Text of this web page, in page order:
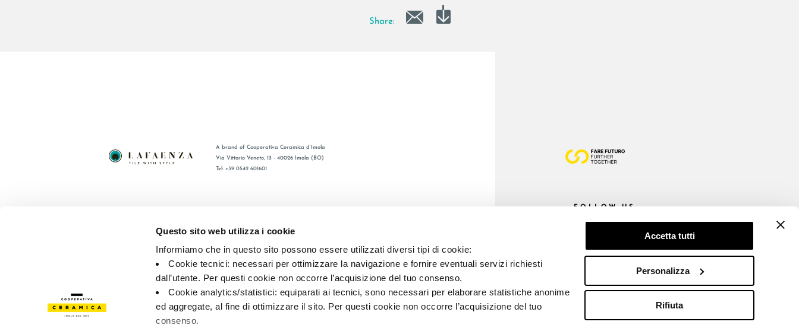
Questo sito web utilizza i cookie
Informiamo che in questo sito possono essere utilizzati diversi tipi di cookie:
Cookie tecnici: necessari per ottimizzare la navigazione e fornire eventuali servizi richiesti
dall’utente. Per questi cookie non occorre l’acquisizione del tuo consenso.
Cookie analytics/statistici: equiparati ai tecnici, sono necessari per elaborare statistiche anonime
ed aggregate, al fine di ottimizzare il sito. Per questi cookie non occorre l’acquisizione del tuo
consenso.
Accetta tutti
Personalizza
Rifiuta
Share:
A brand of Cooperativa Ceramica d’Imola
Via Vittorio Veneto, 13 - 40026 Imola (BO)
Tel: +39 0542 601601
FOLLOW US
P.IVA IT00498281203 C.F. E REG. IMPR. BO 00286900378 R.E.A. BO 5545
Cookie policy— Privacy preferences